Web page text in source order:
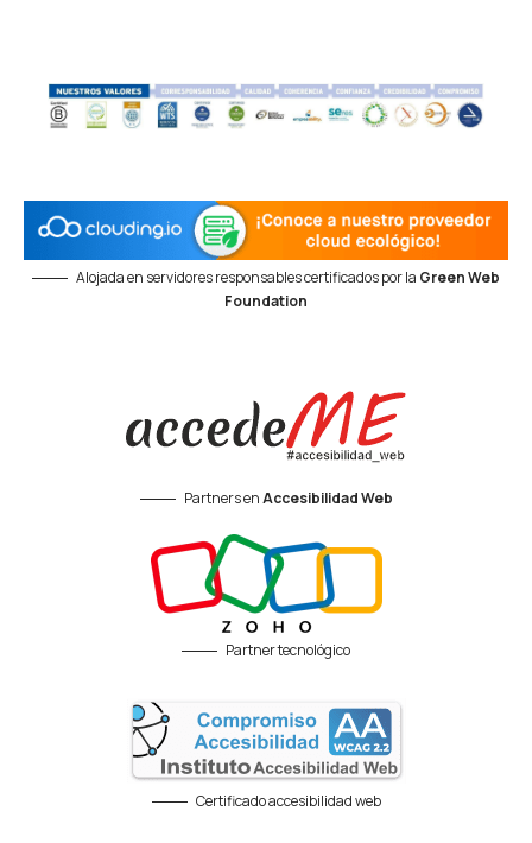
Alojada en servidores responsables certificados por la Green Web
Foundation
Partners enAccesibilidad Web
Partner tecnológico
Certificado accesibilidad web